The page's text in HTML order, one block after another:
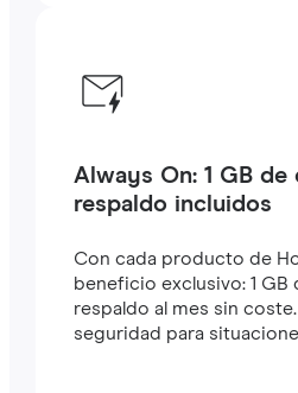
Always On: 1 GB de
respaldo incluidos
Con cada producto de
beneficio exclusivo: 1 GB
respaldo al mes sin
seguridad para